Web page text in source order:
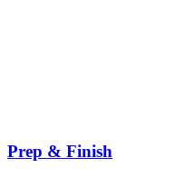
Prep & Finish